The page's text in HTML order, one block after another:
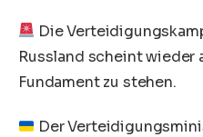
Die
Russland scheint wieder
Fundament zu stehen.
Der